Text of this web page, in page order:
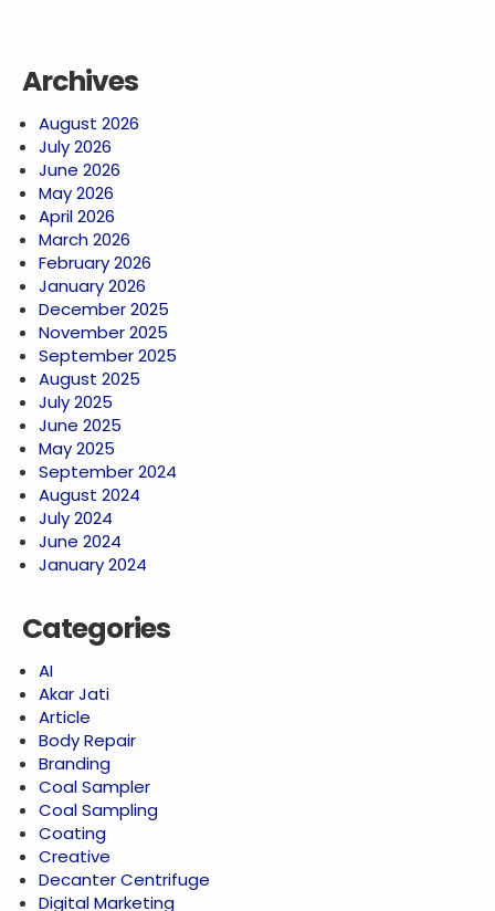
Archives
August 2026
July 2026
June 2026
May 2026
April 2026
March 2026
February 2026
January 2026
December 2025
November 2025
September 2025
August 2025
July 2025
June 2025
May 2025
September 2024
August 2024
July 2024
June 2024
January 2024
Categories
AI
Akar Jati
Article
Body Repair
Branding
Coal Sampler
Coal Sampling
Coating
Creative
Decanter Centrifuge
Digital Marketing